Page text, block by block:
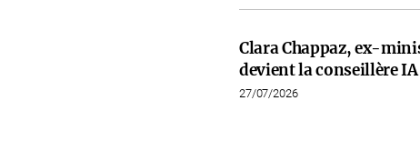
Clara Chappaz, ex-
devient la conseillère
27/07/2026